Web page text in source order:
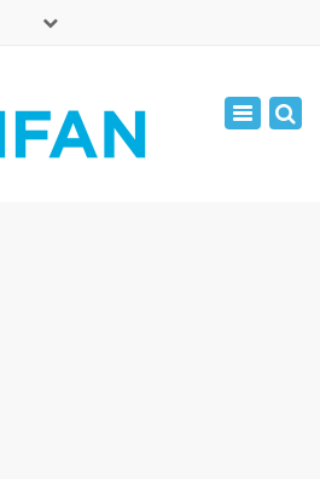
- 周六: 7:00 - 17:00
Toggle